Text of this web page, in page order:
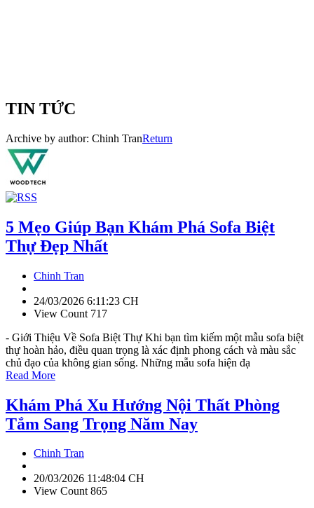
TIN TỨC
Archive by author: Chinh TranReturn
5 Mẹo Giúp Bạn Khám Phá Sofa Biệt
Thự Đẹp Nhất
Chinh Tran
24/03/2026 6:11:23 CH
View Count 717
- Giới Thiệu Về Sofa Biệt Thự Khi bạn tìm kiếm một mẫu sofa biệt
thự hoàn hảo, điều quan trọng là xác định phong cách và màu sắc
chủ đạo của không gian sống. Những mẫu sofa hiện đạ
Read More
Khám Phá Xu Hướng Nội Thất Phòng
Tắm Sang Trọng Năm Nay
Chinh Tran
20/03/2026 11:48:04 CH
View Count 865